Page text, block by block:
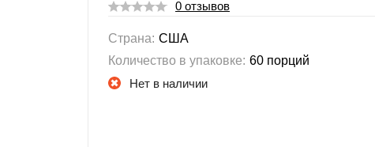
0 отзывов
Страна: США
Количество в упаковке: 60 порций
Нет в наличии